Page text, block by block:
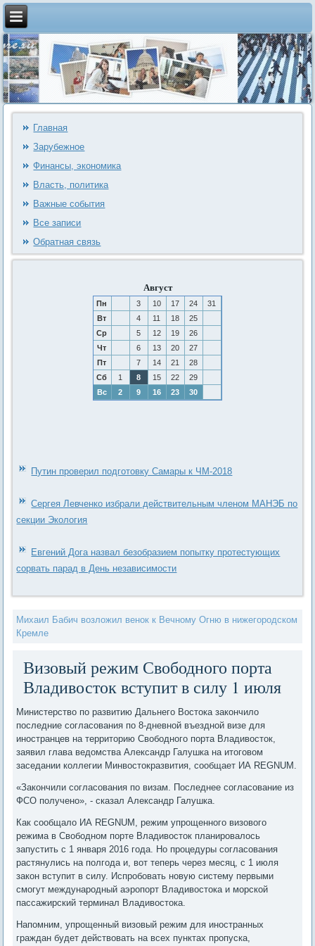
Главная
Зарубежное
Финансы, экономика
Власть, политика
Важные события
Все записи
Обратная связь
Август
Пн 3 10 17 24
31
Вт
4 11 18
25
Ср
5 12 19
26
Чт
6 13 20
27
Пт
7 14 21
28
Сб
1 8 15 22
29
Вс
2 9 16 23 30
Путин проверил подготовку Самары к ЧМ-2018
Сергея Левченко избрали действительным членом МАНЭБ по
секции Экология
Евгений Дога назвал безобразием попытку протестующих
сорвать парад в День независимости
Михаил Бабич возложил венок к Вечному Огню в нижегородском
Кремле
Визовый режим Свободного порта
Владивосток вступит в силу 1 июля
Министерство по развитию Дальнего Востока закончило
последние согласования по 8-дневной въездной визе для
иностранцев на территорию Свободного порта Владивосток,
заявил глава ведомства Александр Галушка на итоговом
заседании коллегии Минвостокразвития, сообщает ИА REGNUM.
«Закончили согласования по визам. Последнее согласование из
ФСО получено», - сказал Александр Галушка.
Как сообщало ИА REGNUM, режим упрощенного визового
режима в Свободном порте Владивосток планировалось
запустить с 1 января 2016 года. Но процедуры согласования
растянулись на полгода и, вот теперь через месяц, с 1 июля
закон вступит в силу. Испробовать новую систему первыми
смогут международный аэропорт Владивостока и морской
пассажирский терминал Владивостока.
Напомним, упрощенный визовый режим для иностранных
граждан будет действовать на всех пунктах пропуска,